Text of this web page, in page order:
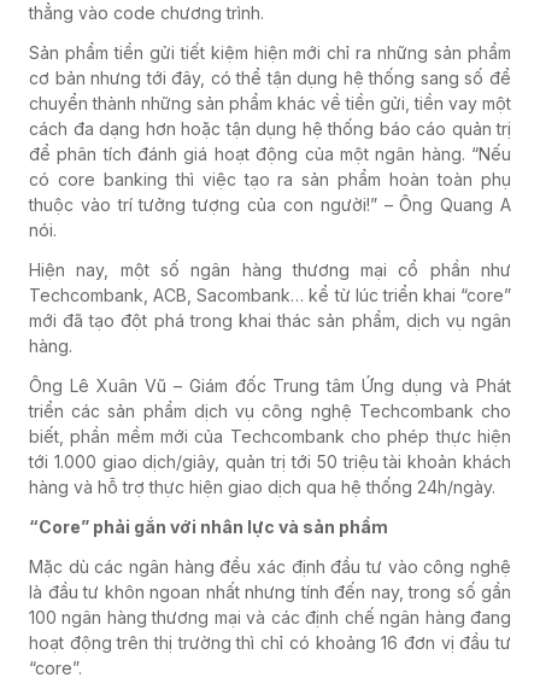
thẳng vào code chương trình.
Sản phẩm tiền gửi tiết kiệm hiện mới chỉ ra những sản phẩm
cơ bản nhưng tới đây, có thể tận dụng hệ thống sang số để
chuyển thành những sản phẩm khác về tiền gửi, tiền vay một
cách đa dạng hơn hoặc tận dụng hệ thống báo cáo quản trị
để phân tích đánh giá hoạt động của một ngân hàng. “Nếu
có core banking thì việc tạo ra sản phẩm hoàn toàn phụ
thuộc vào trí tưởng tượng của con người!” – Ông Quang A
nói.
Hiện nay, một số ngân hàng thương mại cổ phần như
Techcombank, ACB, Sacombank… kể từ lúc triển khai “core”
mới đã tạo đột phá trong khai thác sản phẩm, dịch vụ ngân
hàng.
Ông Lê Xuân Vũ – Giám đốc Trung tâm Ứng dụng và Phát
triển các sản phẩm dịch vụ công nghệ Techcombank cho
biết, phần mềm mới của Techcombank cho phép thực hiện
tới 1.000 giao dịch/giây, quản trị tới 50 triệu tài khoản khách
hàng và hỗ trợ thực hiện giao dịch qua hệ thống 24h/ngày.
“Core” phải gắn với nhân lực và sản phẩm
Mặc dù các ngân hàng đều xác định đầu tư vào công nghệ
là đầu tư khôn ngoan nhất nhưng tính đến nay, trong số gần
100 ngân hàng thương mại và các định chế ngân hàng đang
hoạt động trên thị trường thì chỉ có khoảng 16 đơn vị đầu tư
“core”.